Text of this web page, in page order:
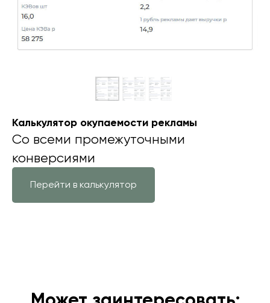
Калькулятор окупаемости рекламы
Со всеми промежуточными
конверсиями
Перейти в калькулятор